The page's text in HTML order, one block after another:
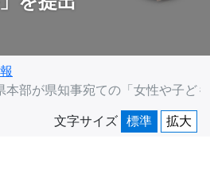
本部が県知事宛ての「女性や子
文字サイズ 標準 拡大